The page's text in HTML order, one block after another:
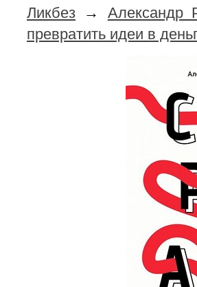
Ликбез → Александр
превратить идеи в